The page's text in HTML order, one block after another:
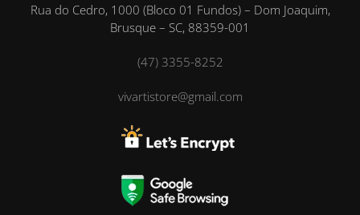
Rua do Cedro, 1000 (Bloco 01 Fundos) – Dom Joaquim,
Brusque – SC, 88359-001
(47) 3355-8252
vivartistore@gmail.com